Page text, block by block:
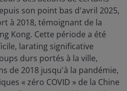
son point bas d'avril 2025,
à 2018, témoignant de la
Kong. Cette période a été
larating significative
durs portés à la ville,
de 2018 jusqu'à la pandémie,
« zéro COVID » de la Chine